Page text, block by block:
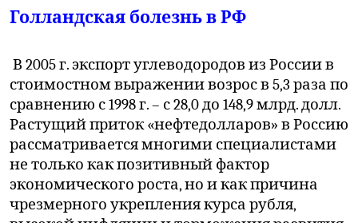
Голландская болезнь в РФ
В 2005 г. экспорт углеводородов из России в
стоимостном выражении возрос в 5,3 раза по
сравнению с 1998 г. – с 28,0 до 148,9 млрд. долл.
Растущий приток «нефтедолларов» в Россию
рассматривается многими специалистами
не только как позитивный фактор
экономического роста, но и как причина
чрезмерного укрепления курса рубля,